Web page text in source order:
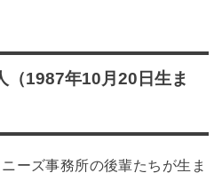
1987年10月20日生ま
ーズ事務所の後輩たちが生ま